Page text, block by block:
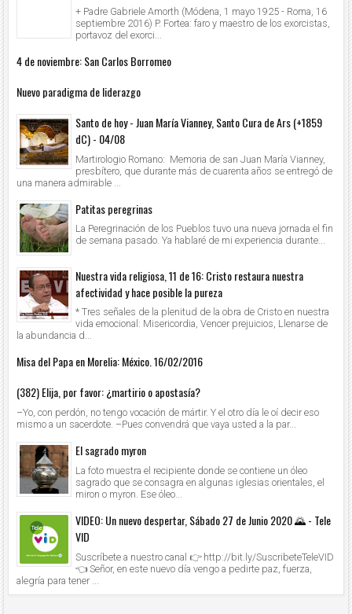
+ Padre Gabriele Amorth (Módena, 1 mayo 1925 - Roma, 16
septiembre 2016) P. Fortea: faro y maestro de los exorcistas,
portavoz del exorci...
4 de noviembre: San Carlos Borromeo
Nuevo paradigma de liderazgo
Santo de hoy - Juan María Vianney, Santo Cura de Ars (+1859
dC) - 04/08
Martirologio Romano: Memoria de san Juan María Vianney,
presbítero, que durante más de cuarenta años se entregó de
una manera admirable ...
Patitas peregrinas
La Peregrinación de los Pueblos tuvo una nueva jornada el fin
de semana pasado. Ya hablaré de mi experiencia durante...
Nuestra vida religiosa, 11 de 16: Cristo restaura nuestra
afectividad y hace posible la pureza
* Tres señales de la plenitud de la obra de Cristo en nuestra
vida emocional: Misericordia, Vencer prejuicios, Llenarse de
la abundancia d...
Misa del Papa en Morelia: México. 16/02/2016
(382) Elija, por favor: ¿martirio o apostasía?
–Yo, con perdón, no tengo vocación de mártir. Y el otro día le oí decir eso
mismo a un sacerdote. –Pues convendrá que vaya usted a la par...
El sagrado myron
La foto muestra el recipiente donde se contiene un óleo
sagrado que se consagra en algunas iglesias orientales, el
miron o myron. Ese óleo...
VIDEO: Un nuevo despertar, Sábado 27 de Junio 2020 🌄 - Tele
VID
Suscríbete a nuestro canal 👉 http://bit.ly/SuscribeteTeleVID
👈 Señor, en este nuevo día vengo a pedirte paz, fuerza,
alegría para tener ...